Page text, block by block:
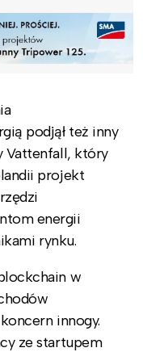
podjął też inny
Vattenfall, który
projekt
energii
rynku.
w
innogy.
ze startupem